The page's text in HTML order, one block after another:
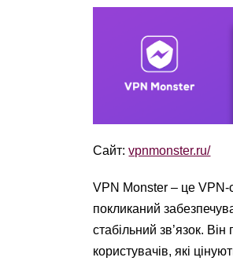
Сайт:vpnmonster.ru/
VPN Monster – це VPN-
покликаний
стабільний зв’язок. Він
користувачів, які